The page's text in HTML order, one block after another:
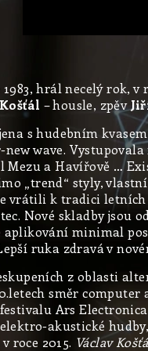
hrál necelý rok,
– housle, zpěv
s hudebním
wave.
Mezu a Havířově …
„trend“ styly,
vrátili k tradici
Nové skladby jsou
aplikování minimal
ruka zdravá v
z oblasti
směr
Ars
akustické
roce 2015. Václav